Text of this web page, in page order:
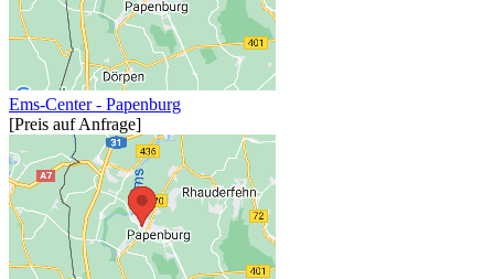
Ems-Center - Papenburg
[Preis auf Anfrage]